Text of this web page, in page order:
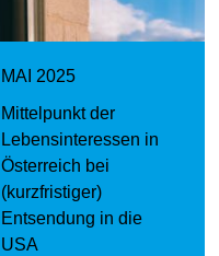
MAI 2025
Mittelpunkt der
Lebensinteressen in
Österreich bei
(kurzfristiger)
Entsendung in die
USA